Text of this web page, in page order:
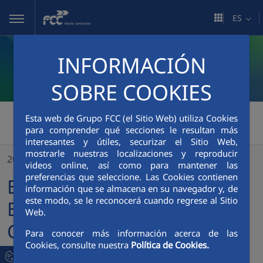
Saltar al contenido principal
INFORMACIÓN
SOBRE COOKIES
Esta web de Grupo FCC (el Sitio Web) utiliza Cookies
para comprender qué secciones le resultan más
interesantes y útiles, securizar el Sitio Web,
mostrarle nuestras localizaciones y reproducir
videos online, así como para mantener las
preferencias que seleccione. Las Cookies contienen
información que se almacena en su navegador y, de
este modo, se le reconocerá cuando regrese al Sitio
Web.
Para conocer más información acerca de las
Cookies, consulte nuestra Política de Cookies.
ES
FCC Medio Ambiente >
El Centro Especial de Empleo FCC Equal Comunidad Valenciana pone en marcha el nuevo servicio de limpieza viaria de la localidad de Massamagrell
20/01/2023
El Centro Especial de
Empleo FCC Equal
Comunidad Valenciana
pone en marcha el nuevo